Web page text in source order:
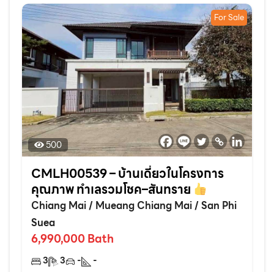
For Sale
500
CMLH00539 – บ้านเดี่ยวในโครงการ
คุณภาพ ทำเลรวมโชค–สันทราย
Chiang Mai/ Mueang Chiang Mai/San Phi
Suea
6,990,000 Bath
3 3 -
-